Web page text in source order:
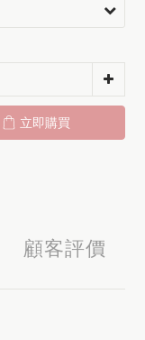
立即購買
顧客評價